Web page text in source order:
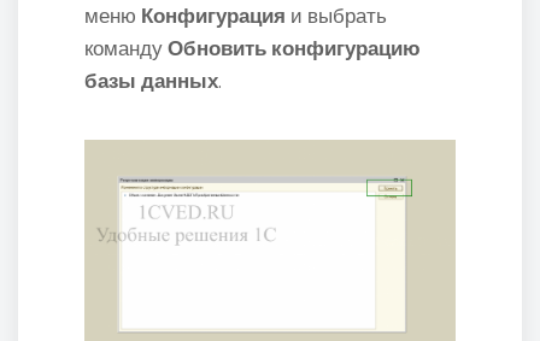
меню Конфигурация и выбрать
командуОбновить конфигурацию
базы данных.